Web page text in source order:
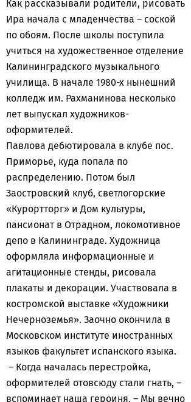
Как рассказывали родители, рисовать
Ира начала с младенчества – соской
по обоям. После школы поступила
учиться на художественное отделение
Калининградского музыкального
училища. В начале 1980-х нынешний
колледж им. Рахманинова несколько
лет выпускал художников-
оформителей.
Павлова дебютировала в клубе пос.
Приморье, куда попала по
распределению. Потом был
Заостровский клуб, светлогорские
«Курортторг» и Дом культуры,
пансионат в Отрадном, локомотивное
депо в Калининграде. Художница
оформляла информационные и
агитационные стенды, рисовала
плакаты и декорации. Участвовала в
костромской выставке «Художники
Нечерноземья». Заочно окончила в
Московском институте иностранных
языков факультет испанского языка.
– Когда началась перестройка,
оформителей отовсюду стали гнать, –
вспоминает наша героиня. – Мы вечно